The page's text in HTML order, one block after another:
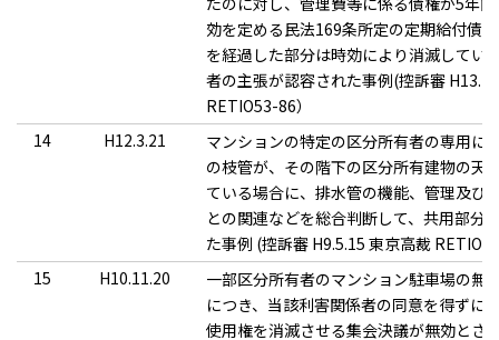
効を定める民法169条所定の定期給付債
を経過した部分は時効により消滅してい
者の主張が認容された事例(控訴審
RETIO53-86）
14
H12.3.21
マンションの特定の区分所有者の専用に
の枝管が、その階下の区分所有建物の天
ている場合に、排水管の機能、管理及び
との関連などを総合判断して、共用部分
た事例 (控訴審 H9.5.15 東京高裁
15
H10.11.20
一部区分所有者のマンション駐車場の無
につき、当該利害関係者の同意を得ずに
使用権を消滅させる集会決議が無効とさ